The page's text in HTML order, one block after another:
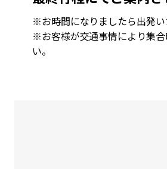
※お時間になりましたら出発い
※お客様が交通事情により集
い。